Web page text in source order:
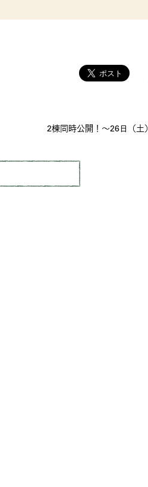
2棟同時公開！～26日（土）